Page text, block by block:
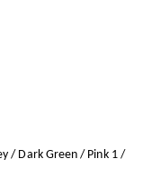
/ Dark Green / Pink 1 /